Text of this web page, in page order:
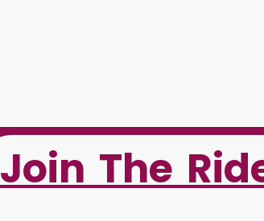
Join The